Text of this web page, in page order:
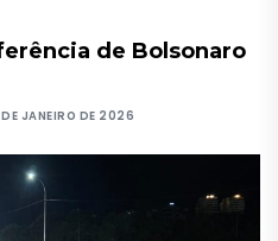
de Bolsonaro
DE JANEIRO DE 2026